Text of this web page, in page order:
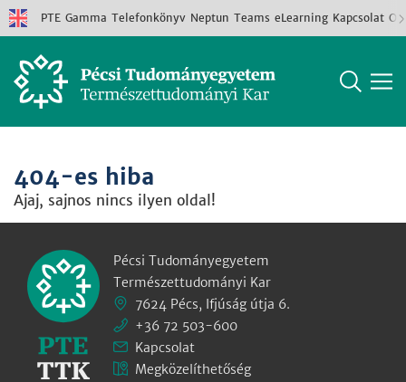
PTE Gamma Telefonkönyv Neptun Teams eLearning Kapcsolat
404-es hiba
Ajaj, sajnos nincs ilyen oldal!
Pécsi Tudományegyetem
Természettudományi Kar
7624 Pécs, Ifjúság útja 6.
+36 72 503-600
Kapcsolat
Megközelíthetőség